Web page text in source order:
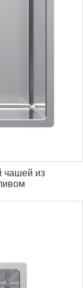
чашей из